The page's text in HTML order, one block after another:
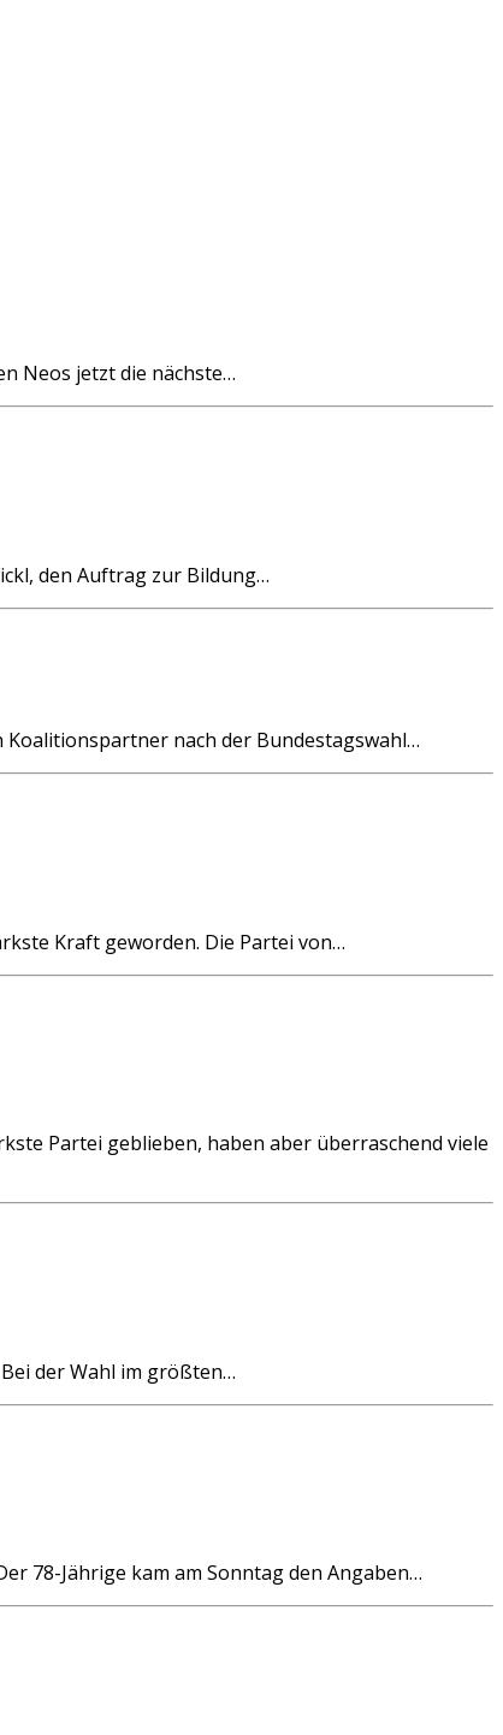
Neos jetzt die nächste…
den Auftrag zur Bildung…
Koalitionspartner nach der Bundestagswahl…
Kraft geworden. Die Partei von…
Partei geblieben, haben aber überraschend viele
der Wahl im größten…
78-Jährige kam am Sonntag den Angaben…